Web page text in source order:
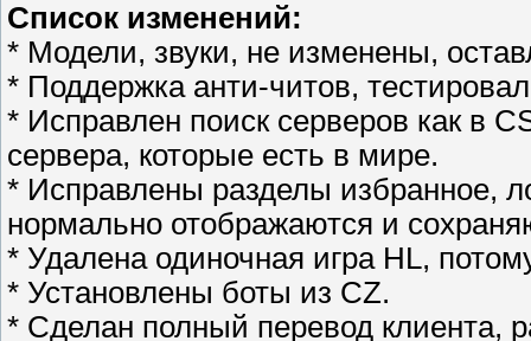
Список изменений:
* Модели, звуки, не изменены,
* Поддержка анти-читов,
* Исправлен поиск серверов как в
сервера, которые есть в мире.
* Исправлены разделы избранное,
нормально отображаются и
* Удалена одиночная игра HL,
* Установлены боты из CZ.
* Сделан полный перевод клиента,